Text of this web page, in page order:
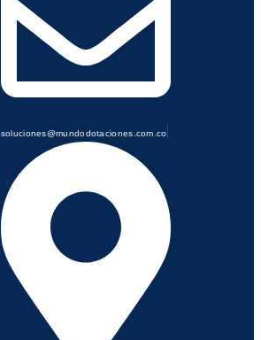
soluciones@mundodotaciones.com.co